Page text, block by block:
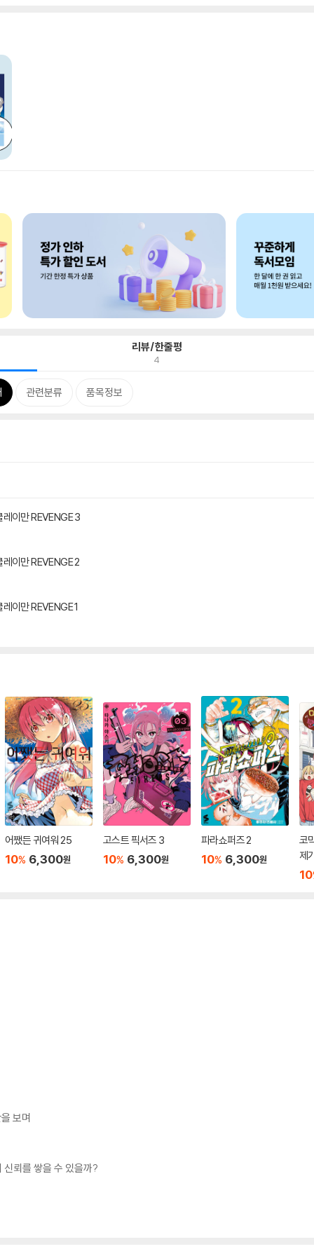
리뷰/한줄평
4
관련분류 품목정보
이만 REVENGE 3
이만 REVENGE 2
이만 REVENGE 1
어쨌든 귀여워 25
10% 6,300원
고스트 픽서즈 3
10% 6,300원
파라쇼퍼즈 2
10% 6,300원
코
제
10
보며
뢰를 쌓을 수 있을까?